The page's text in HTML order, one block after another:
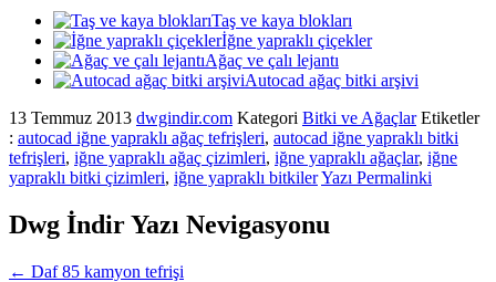
Taş ve kaya blokları
İğne yapraklı çiçekler
Ağaç ve çalı lejantı
Autocad ağaç bitki arşivi
13 Temmuz 2013 dwgindir.com Kategori Bitki ve Ağaçlar Etiketler
: autocad iğne yapraklı ağaç tefrişleri, autocad iğne yapraklı bitki
tefrişleri, iğne yapraklı ağaç çizimleri, iğne yapraklı ağaçlar, iğne
yapraklı bitki çizimleri, iğne yapraklı bitkilerYazı Permalinki
Dwg İndir Yazı Nevigasyonu
← Daf 85 kamyon tefrişi